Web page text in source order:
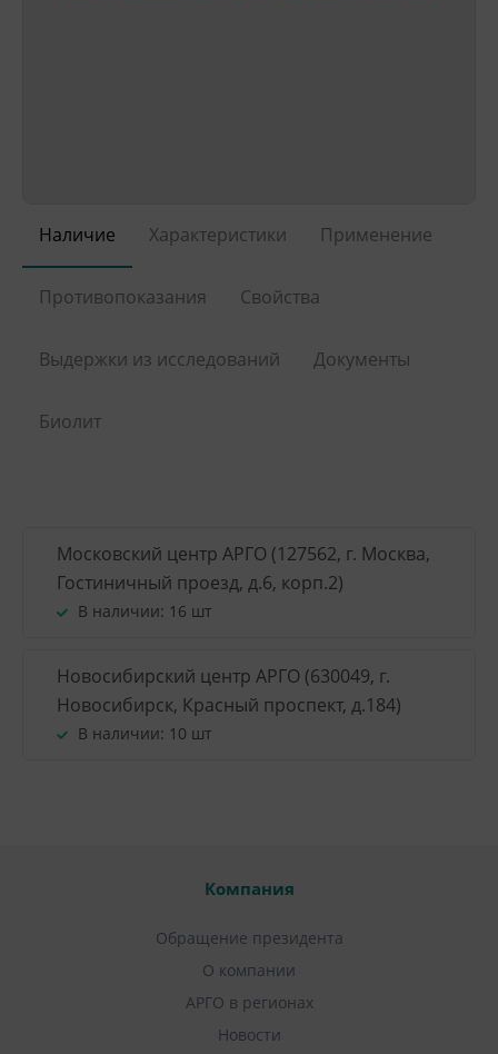
Наличие Характеристики Применение
Противопоказания Свойства
Выдержки из исследований Документы
Биолит
Московский центр АРГО (127562, г. Москва,
Гостиничный проезд, д.6, корп.2)
В наличии: 16 шт
Новосибирский центр АРГО (630049, г.
Новосибирск, Красный проспект, д.184)
В наличии: 10 шт
Компания
Обращение президента
О компании
АРГО в регионах
Новости